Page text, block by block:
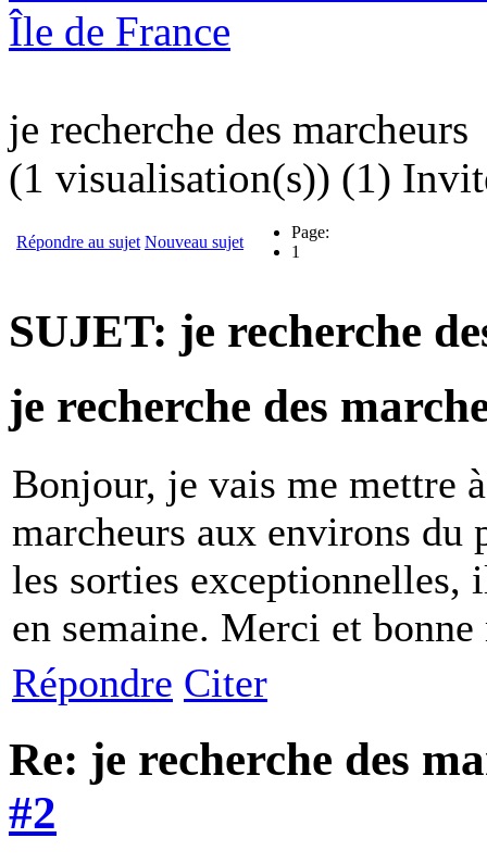
Île de France
je recherche des marcheurs
(1 visualisation(s)) (1)
Répondre au sujet Nouveau sujet
Page:
1
SUJET: je recherche
je recherche des
Bonjour, je vais me mettre
marcheurs aux environs du
les sorties
en semaine. Merci et
Répondre Citer
Re: je recherche des
#2